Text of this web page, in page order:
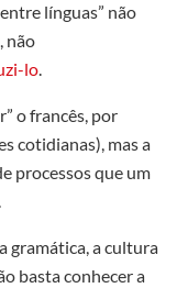
línguas” não
não
lo.
o francês, por
cotidianas), mas a
processos que um
gramática, a cultura
basta conhecer a